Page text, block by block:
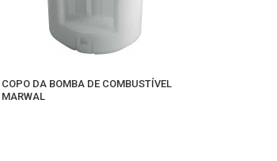
COPO DA BOMBA DE COMBUSTÍVEL
MARWAL